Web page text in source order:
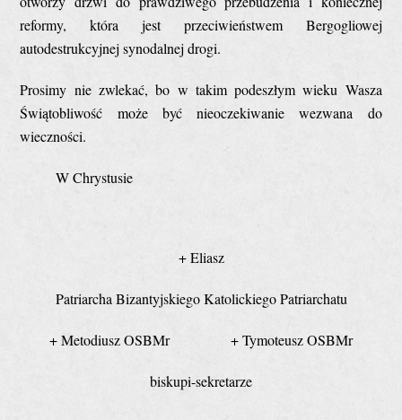
reformy, która jest przeciwieństwem Bergogliowej
autodestrukcyjnej synodalnej drogi.
Prosimy nie zwlekać, bo w takim podeszłym wieku Wasza
Świątobliwość może być nieoczekiwanie wezwana do
wieczności.
W Chrystusie
+ Eliasz
Patriarcha Bizantyjskiego Katolickiego Patriarchatu
+ Metodiusz OSBMr + Tymoteusz OSBMr
biskupi-sekretarze